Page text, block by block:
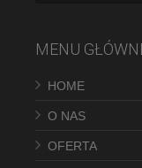
MENU
HOME
O NAS
OFERTA